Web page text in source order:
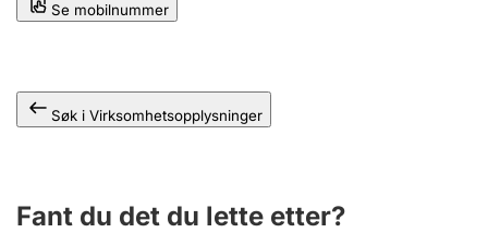
Se mobilnummer
Søk i Virksomhetsopplysninger
Fant du det du lette etter?